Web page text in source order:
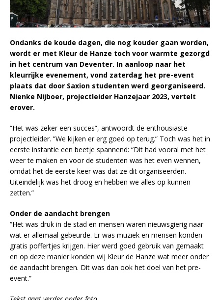
Ondanks de koude dagen, die nog kouder gaan worden,
wordt er met Kleur de Hanze toch voor warmte gezorgd
in het centrum van Deventer. In aanloop naar het
kleurrijke evenement, vond zaterdag het pre-event
plaats dat door Saxion studenten werd georganiseerd.
Nienke Nijboer, projectleider Hanzejaar 2023, vertelt
erover.
“Het was zeker een succes”, antwoordt de enthousiaste
projectleider. ”We kijken er erg goed op terug.” Toch was het in
eerste instantie een beetje spannend: “Dit had vooral met het
weer te maken en voor de studenten was het even wennen,
omdat het de eerste keer was dat ze dit organiseerden.
Uiteindelijk was het droog en hebben we alles op kunnen
zetten.”
Onder de aandacht brengen
“Het was druk in de stad en mensen waren nieuwsgierig naar
wat er allemaal gebeurde. Er was muziek en mensen konden
gratis poffertjes krijgen. Hier werd goed gebruik van gemaakt
en op deze manier konden wij Kleur de Hanze wat meer onder
de aandacht brengen. Dit was dan ook het doel van het pre-
event.”